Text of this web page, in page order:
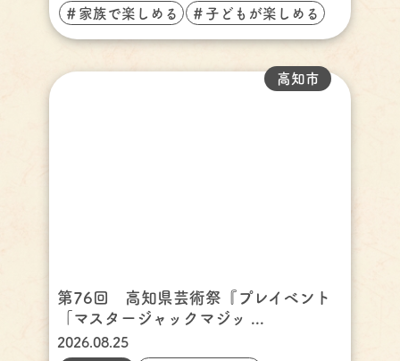
＃家族で楽しめる ＃子どもが楽しめる
第76回 高知県芸術祭『プレイベント
「マスタージャックマジッ ...
高知市
2026.08.25